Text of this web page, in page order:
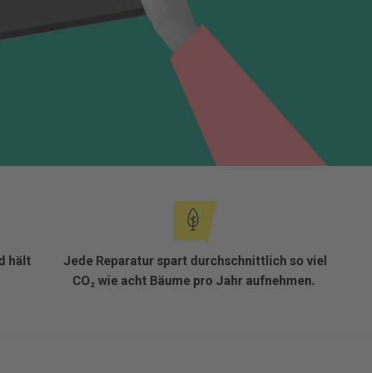
hält
Jede Reparatur spart durchschnittlich so viel
CO₂ wie acht Bäume pro Jahr aufnehmen.